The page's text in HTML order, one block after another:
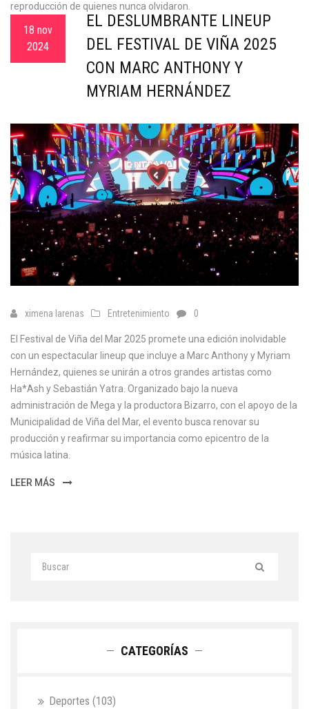
reproducción de quienes nunca olvidaron.
18 nov
2024
EL DESLUMBRANTE LINEUP
DEL FESTIVAL DE VIÑA 2025
CON MARC ANTHONY Y
MYRIAM HERNÁNDEZ
ximena larenas Entretenimiento 0
El Festival de Viña del Mar 2025 promete una edición inolvidable
con un espectacular lineup que incluye a Marc Anthony y Myriam
Hernández, quienes se unirán a otros grandes artistas como
Ha*Ash y Sebastián Yatra. Organizado bajo la nueva
administración de Mega y la productora Bizarro, con el apoyo de la
Municipalidad de Viña del Mar, el evento busca renovar su
producción y reafirmar su importancia como epicentro de la
música latina.
LEER MÁS
CATEGORÍAS
Deportes (103)